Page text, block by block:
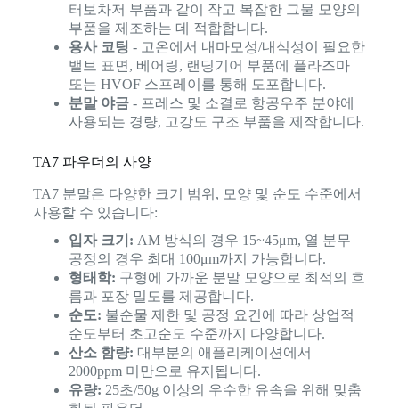
터보차저 부품과 같이 작고 복잡한 그물 모양의
부품을 제조하는 데 적합합니다.
용사 코팅 - 고온에서 내마모성/내식성이 필요한
밸브 표면, 베어링, 랜딩기어 부품에 플라즈마
또는 HVOF 스프레이를 통해 도포합니다.
분말 야금- 프레스 및 소결로 항공우주 분야에
사용되는 경량, 고강도 구조 부품을 제작합니다.
TA7 파우더의 사양
TA7 분말은 다양한 크기 범위, 모양 및 순도 수준에서
사용할 수 있습니다:
입자 크기: AM 방식의 경우 15~45μm, 열 분무
공정의 경우 최대 100μm까지 가능합니다.
형태학: 구형에 가까운 분말 모양으로 최적의 흐
름과 포장 밀도를 제공합니다.
순도: 불순물 제한 및 공정 요건에 따라 상업적
순도부터 초고순도 수준까지 다양합니다.
산소 함량: 대부분의 애플리케이션에서
2000ppm 미만으로 유지됩니다.
유량: 25초/50g 이상의 우수한 유속을 위해 맞춤